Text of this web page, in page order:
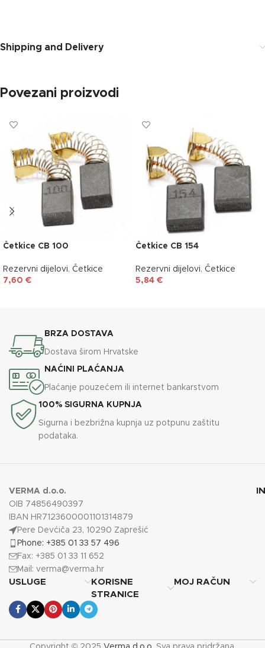
Shipping and Delivery
Povezani proizvodi
Četkice CB 100
Rezervni dijelovi, Četkice
7,60 €
Četkice CB 154
Rezervni dijelovi, Četkice
5,84 €
BRZA DOSTAVA
Dostava širom Hrvatske
NAĆINI PLAĆANJA
Plaćanje pouzećem ili internet bankarstvom
100% SIGURNA KUPNJA
Sigurna i bezbrižna kupnja uz potpunu zaštitu
podataka.
VERMA d.o.o.
OIB 74856490397
IBAN HR7123600001101314879
Pere Devćiča 23, 10290 Zaprešić
Phone: +385 01 33 57 496
Fax: +385 01 33 11 652
Mail: verma@verma.hr
USLUGE
KORISNE
STRANICE
MOJ RAČUN